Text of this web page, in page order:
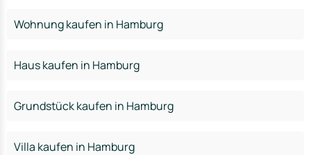
Wohnung kaufen in Hamburg
Haus kaufen in Hamburg
Grundstück kaufen in Hamburg
Villa kaufen in Hamburg